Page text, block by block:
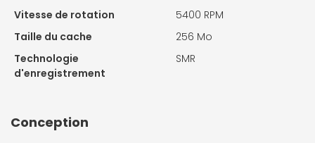
Vitesse de rotation
5400 RPM
Taille du cache
256 Mo
Technologie
d'enregistrement
SMR
Conception